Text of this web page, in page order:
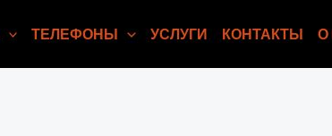
ТЕЛЕФОНЫ УСЛУГИ КОНТАКТЫ О